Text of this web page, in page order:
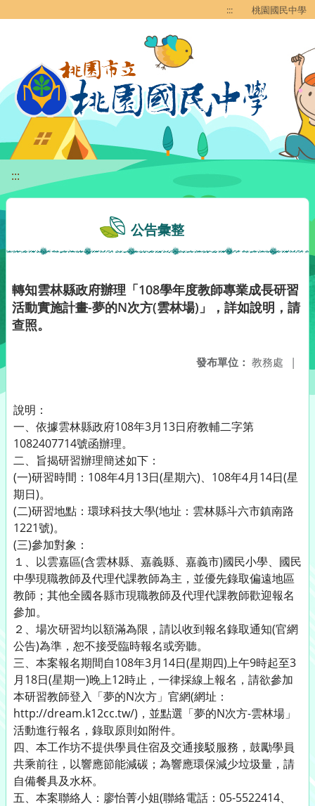
::: 桃園國民中學
:::
公告彙整
轉知雲林縣政府辦理「108學年度教師專業成長研習
活動實施計畫-夢的N次方(雲林場)」，詳如說明，請
查照。
發布單位： 教務處 |
說明：
一、依據雲林縣政府108年3月13日府教輔二字第
1082407714號函辦理。
二、旨揭研習辦理簡述如下：
(一)研習時間：108年4月13日(星期六)、108年4月14日(星
期日)。
(二)研習地點：環球科技大學(地址：雲林縣斗六市鎮南路
1221號)。
(三)參加對象：
１、以雲嘉區(含雲林縣、嘉義縣、嘉義市)國民小學、國民
中學現職教師及代理代課教師為主，並優先錄取偏遠地區
教師；其他全國各縣市現職教師及代理代課教師歡迎報名
參加。
２、場次研習均以額滿為限，請以收到報名錄取通知(官網
公告)為準，恕不接受臨時報名或旁聽。
三、本案報名期間自108年3月14日(星期四)上午9時起至3
月18日(星期一)晚上12時止，一律採線上報名，請欲參加
本研習教師登入「夢的N次方」官網(網址：
http://dream.k12cc.tw/)，並點選「夢的N次方-雲林場」
活動進行報名，錄取原則如附件。
四、本工作坊不提供學員住宿及交通接駁服務，鼓勵學員
共乘前往，以響應節能減碳；為響應環保減少垃圾量，請
自備餐具及水杯。
五、本案聯絡人：廖怡菁小姐(聯絡電話：05-5522414、